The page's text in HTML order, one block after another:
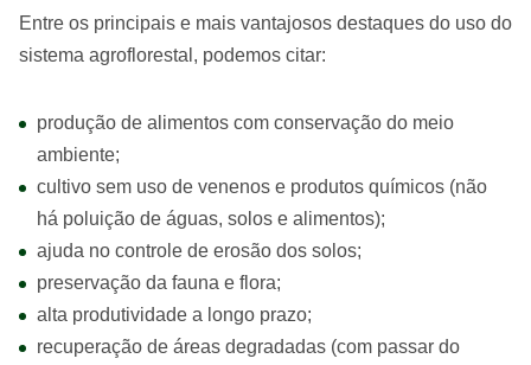
Entre os principais e mais vantajosos destaques do uso do
sistema agroflorestal, podemos citar:
produção de alimentos com conservação do meio
ambiente;
cultivo sem uso de venenos e produtos químicos (não
há poluição de águas, solos e alimentos);
ajuda no controle de erosão dos solos;
preservação da fauna e flora;
alta produtividade a longo prazo;
recuperação de áreas degradadas (com passar do